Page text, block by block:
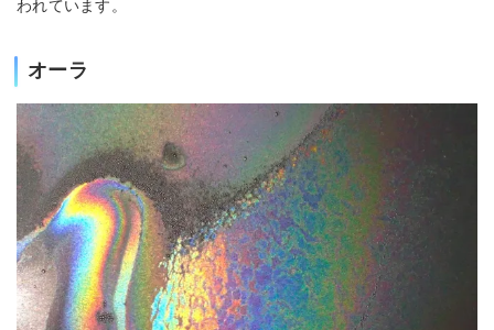
われています。
オーラ